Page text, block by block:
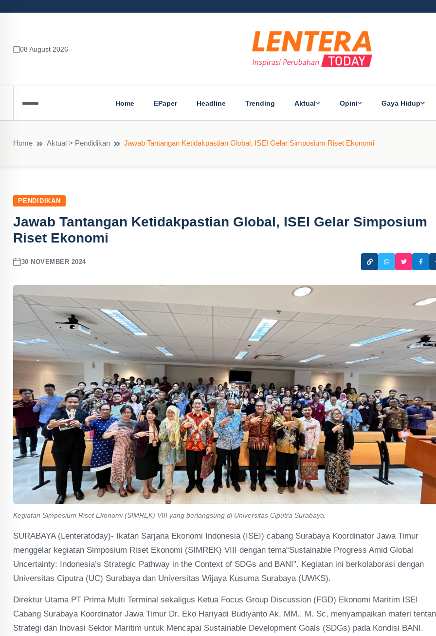
08 August 2026
Home EPaper Headline Trending Aktual Opini Gaya Hidup
Home Aktual > Pendidikan Jawab Tantangan Ketidakpastian Global, ISEI Gelar Simposium Riset Ekonomi
PENDIDIKAN
Jawab Tantangan Ketidakpastian Global, ISEI Gelar Simposium
Riset Ekonomi
30 NOVEMBER 2024
Kegiatan Simposium Riset Ekonomi (SIMREK) VIII yang berlangsung di Universitas Ciputra Surabaya.
SURABAYA (Lenteratoday)- Ikatan Sarjana Ekonomi Indonesia (ISEI) cabang Surabaya Koordinator Jawa Timur
menggelar kegiatan Simposium Riset Ekonomi (SIMREK) VIII dengan tema“Sustainable Progress Amid Global
Uncertainty: Indonesia’s Strategic Pathway in the Context of SDGs and BANI”. Kegiatan ini berkolaborasi dengan
Universitas Ciputra (UC) Surabaya dan Universitas Wijaya Kusuma Surabaya (UWKS).
Direktur Utama PT Prima Multi Terminal sekaligus Ketua Focus Group Discussion (FGD) Ekonomi Maritim ISEI
Cabang Surabaya Koordinator Jawa Timur Dr. Eko Hariyadi Budiyanto Ak, MM., M. Sc, menyampaikan materi
Strategi dan Inovasi Sektor Maritim untuk Mencapai Sustainable Development Goals (SDGs) pada Kondisi BANI.